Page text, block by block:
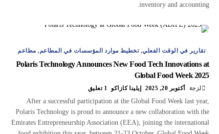
inventory and accounting.
تقارير في الوقت الفعلي,تخطيط موارد المؤسسات في المطاعم, مطاعم
Polaris Technology Announces New Food Tech Innovations at
Global Food Week 2025
لزجة أكتوبر 20, 2025 إيلينا كازاكو 1 تعليق
After a successful participation at the Global Food Week last year,
Polaris Technology is proud to announce a new collaboration with the
Emirates Entrepreneurship Association (EEA), joining the international